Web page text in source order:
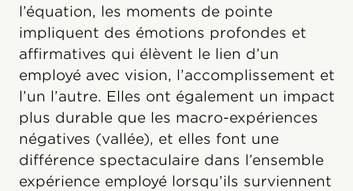
l’équation, les moments de pointe
impliquent des émotions profondes et
affirmatives qui élèvent le lien d’un
employé avec vision, l’accomplissement et
l’un l’autre. Elles ont également un impact
plus durable que les macro-expériences
négatives (vallée), et elles font une
différence spectaculaire dans l’ensemble
expérience employé lorsqu’ils surviennent